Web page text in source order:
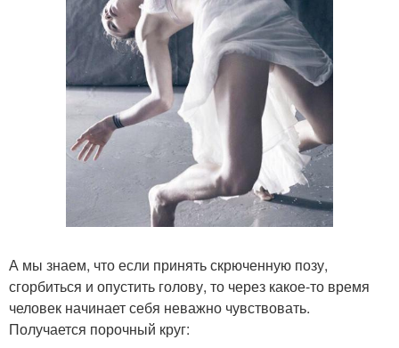
А мы знаем, что если принять скрюченную позу,
сгорбиться и опустить голову, то через какое-то время
человек начинает себя неважно чувствовать.
Получается порочный круг: